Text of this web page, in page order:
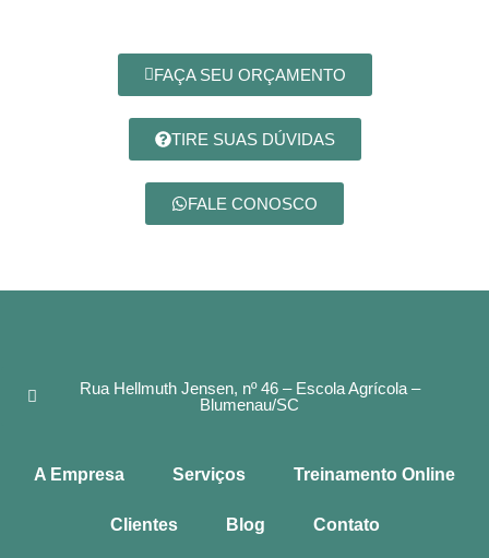
FAÇA SEU ORÇAMENTO
TIRE SUAS DÚVIDAS
FALE CONOSCO
Rua Hellmuth Jensen, nº 46 – Escola Agrícola –
Blumenau/SC
A Empresa Serviços Treinamento Online
Clientes Blog Contato